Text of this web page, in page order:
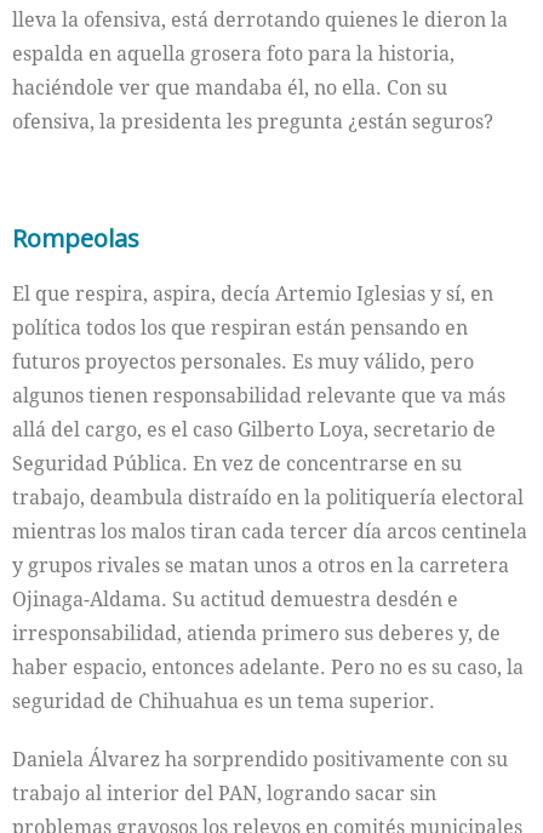
lleva la ofensiva, está derrotando quienes le dieron la
espalda en aquella grosera foto para la historia,
haciéndole ver que mandaba él, no ella. Con su
ofensiva, la presidenta les pregunta ¿están seguros?
Rompeolas
El que respira, aspira, decía Artemio Iglesias y sí, en
política todos los que respiran están pensando en
futuros proyectos personales. Es muy válido, pero
algunos tienen responsabilidad relevante que va más
allá del cargo, es el caso Gilberto Loya, secretario de
Seguridad Pública. En vez de concentrarse en su
trabajo, deambula distraído en la politiquería electoral
mientras los malos tiran cada tercer día arcos centinela
y grupos rivales se matan unos a otros en la carretera
Ojinaga-Aldama. Su actitud demuestra desdén e
irresponsabilidad, atienda primero sus deberes y, de
haber espacio, entonces adelante. Pero no es su caso, la
seguridad de Chihuahua es un tema superior.
Daniela Álvarez ha sorprendido positivamente con su
trabajo al interior del PAN, logrando sacar sin
problemas gravosos los relevos en comités municipales